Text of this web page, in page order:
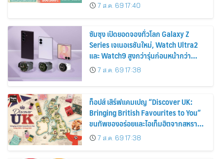
2569
7 ส.ค. 69 17:40
ซัมซุง เปิดยอดจองทั่วโลก Galaxy Z
Series เจเนอเรชันใหม่, Watch Ultra2
และ Watch9 สูงกว่ารุ่นก่อนหน้ากว่า
30%7 ส.ค. 69 17:38
ท็อปส์ เสิร์ฟแคมเปญ “Discover UK:
Bringing British Favourites to You”
ขนทัพของอร่อยและไอเท็มฮิตจากสหราช
อาณาจักร ส่งตรงถึงมือตั้งแต่วันนี้ – 18
สิงหาคมนี้
7 ส.ค. 69 17:38